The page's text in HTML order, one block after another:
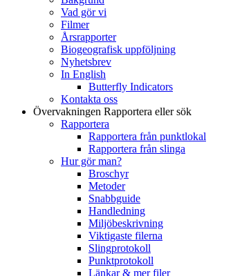
Vad gör vi
Filmer
Årsrapporter
Biogeografisk uppföljning
Nyhetsbrev
In English
Butterfly Indicators
Kontakta oss
Övervakningen Rapportera eller sök
Rapportera
Rapportera från punktlokal
Rapportera från slinga
Hur gör man?
Broschyr
Metoder
Snabbguide
Handledning
Miljöbeskrivning
Viktigaste filerna
Slingprotokoll
Punktprotokoll
Länkar & mer filer